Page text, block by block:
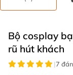
Bộ cosplay
rũ hút khách
|7